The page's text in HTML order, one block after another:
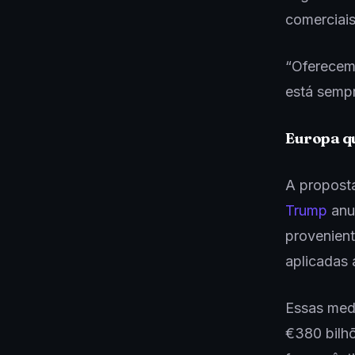
está
Europa
A
Trump
aplicadas
Essas
€380